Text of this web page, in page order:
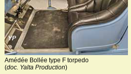
Amédée Bollée type F torpedo
(doc. Yalta Production)